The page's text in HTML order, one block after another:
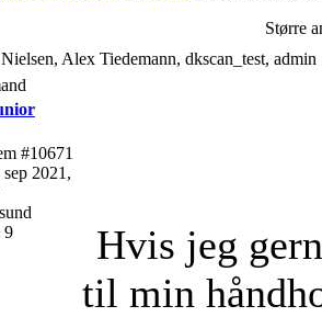
Større
Alex Tiedemann, dkscan_test, admin
#10671
2021,
9
Hvis jeg
til min